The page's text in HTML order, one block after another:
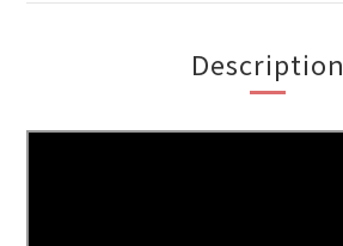
Description